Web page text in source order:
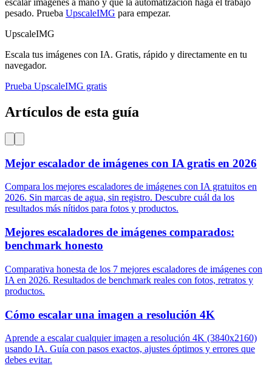
escalar imágenes a mano y que la automatización haga el trabajo
pesado. Prueba UpscaleIMG para empezar.
UpscaleIMG
Escala tus imágenes con IA. Gratis, rápido y directamente en tu
navegador.
Prueba UpscaleIMG gratis
Artículos de esta guía
Mejor escalador de imágenes con IA gratis en 2026
Compara los mejores escaladores de imágenes con IA gratuitos en
2026. Sin marcas de agua, sin registro. Descubre cuál da los
resultados más nítidos para fotos y productos.
Mejores escaladores de imágenes comparados:
benchmark honesto
Comparativa honesta de los 7 mejores escaladores de imágenes con
IA en 2026. Resultados de benchmark reales con fotos, retratos y
productos.
Cómo escalar una imagen a resolución 4K
Aprende a escalar cualquier imagen a resolución 4K (3840x2160)
usando IA. Guía con pasos exactos, ajustes óptimos y errores que
debes evitar.